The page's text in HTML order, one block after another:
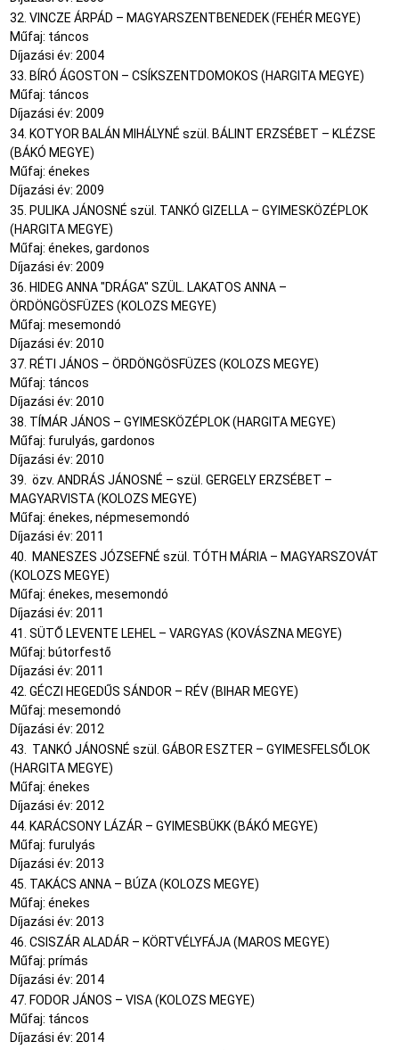
32. VINCZE ÁRPÁD – MAGYARSZENTBENEDEK (FEHÉR MEGYE)
Műfaj: táncos
Díjazási év: 2004
33. BÍRÓ ÁGOSTON – CSÍKSZENTDOMOKOS (HARGITA MEGYE)
Műfaj: táncos
Díjazási év: 2009
34. KOTYOR BALÁN MIHÁLYNÉ szül. BÁLINT ERZSÉBET – KLÉZSE
(BÁKÓ MEGYE)
Műfaj: énekes
Díjazási év: 2009
35. PULIKA JÁNOSNÉ szül. TANKÓ GIZELLA – GYIMESKÖZÉPLOK
(HARGITA MEGYE)
Műfaj: énekes, gardonos
Díjazási év: 2009
36. HIDEG ANNA "DRÁGA" SZÜL. LAKATOS ANNA –
ÖRDÖNGÖSFÜZES (KOLOZS MEGYE)
Műfaj: mesemondó
Díjazási év: 2010
37. RÉTI JÁNOS – ÖRDÖNGÖSFÜZES (KOLOZS MEGYE)
Műfaj: táncos
Díjazási év: 2010
38. TÍMÁR JÁNOS – GYIMESKÖZÉPLOK (HARGITA MEGYE)
Műfaj: furulyás, gardonos
Díjazási év: 2010
39. özv. ANDRÁS JÁNOSNÉ – szül. GERGELY ERZSÉBET –
MAGYARVISTA (KOLOZS MEGYE)
Műfaj: énekes, népmesemondó
Díjazási év: 2011
40. MANESZES JÓZSEFNÉ szül. TÓTH MÁRIA – MAGYARSZOVÁT
(KOLOZS MEGYE)
Műfaj: énekes, mesemondó
Díjazási év: 2011
41. SÜTŐ LEVENTE LEHEL – VARGYAS (KOVÁSZNA MEGYE)
Műfaj: bútorfestő
Díjazási év: 2011
42. GÉCZI HEGEDŰS SÁNDOR – RÉV (BIHAR MEGYE)
Műfaj: mesemondó
Díjazási év: 2012
43. TANKÓ JÁNOSNÉ szül. GÁBOR ESZTER – GYIMESFELSŐLOK
(HARGITA MEGYE)
Műfaj: énekes
Díjazási év: 2012
44. KARÁCSONY LÁZÁR – GYIMESBÜKK (BÁKÓ MEGYE)
Műfaj: furulyás
Díjazási év: 2013
45. TAKÁCS ANNA – BÚZA (KOLOZS MEGYE)
Műfaj: énekes
Díjazási év: 2013
46. CSISZÁR ALADÁR – KÖRTVÉLYFÁJA (MAROS MEGYE)
Műfaj: prímás
Díjazási év: 2014
47. FODOR JÁNOS – VISA (KOLOZS MEGYE)
Műfaj: táncos
Díjazási év: 2014